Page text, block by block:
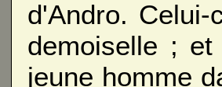
d'Andro.
demoiselle ;
jeune homme